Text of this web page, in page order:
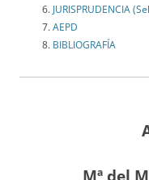
JURISPRUDENCIA
AEPD
BIBLIOGRAFÍA
Mª del